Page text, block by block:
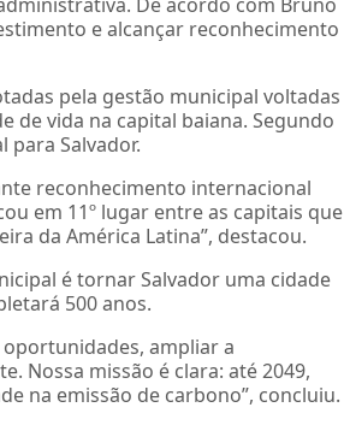
e alcançar reconhecimento
pela gestão municipal voltadas
de vida na capital baiana. Segundo
Salvador.
reconhecimento internacional
em 11º lugar entre as capitais que
da América Latina”, destacou.
é tornar Salvador uma cidade
500 anos.
oportunidades, ampliar a
Nossa missão é clara: até 2049,
na emissão de carbono”, concluiu.